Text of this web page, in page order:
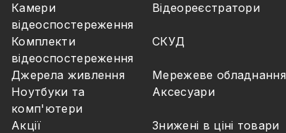
Камери
відеоспостереження
Відеореєстратори
Комплекти
відеоспостереження
СКУД
Джерела живлення
Мережеве обладнання
Ноутбуки та
комп'ютери
Аксесуари
Акції Знижені в ціні товари